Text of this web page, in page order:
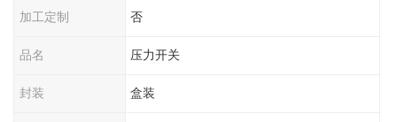
加工定制 否
品名 压力开关
封装 盒装